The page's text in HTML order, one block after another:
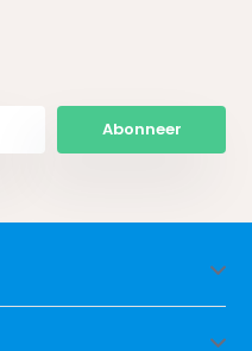
Abonneer